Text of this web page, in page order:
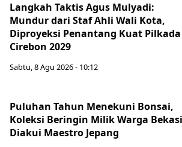
Langkah Taktis Agus Mulyadi:
Mundur dari Staf Ahli Wali Kota,
Diproyeksi Penantang Kuat Pilkada
Cirebon 2029
Sabtu, 8 Agu 2026 - 10:12
Puluhan Tahun Menekuni Bonsai,
Koleksi Beringin Milik Warga Bekasi
Diakui Maestro Jepang